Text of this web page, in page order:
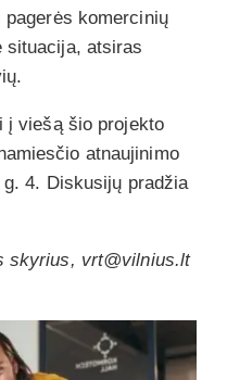
komercinių
situacija, atsiras
į viešą šio projekto
atnaujinimo
4. Diskusijų pradžia
skyrius, vrt@vilnius.lt